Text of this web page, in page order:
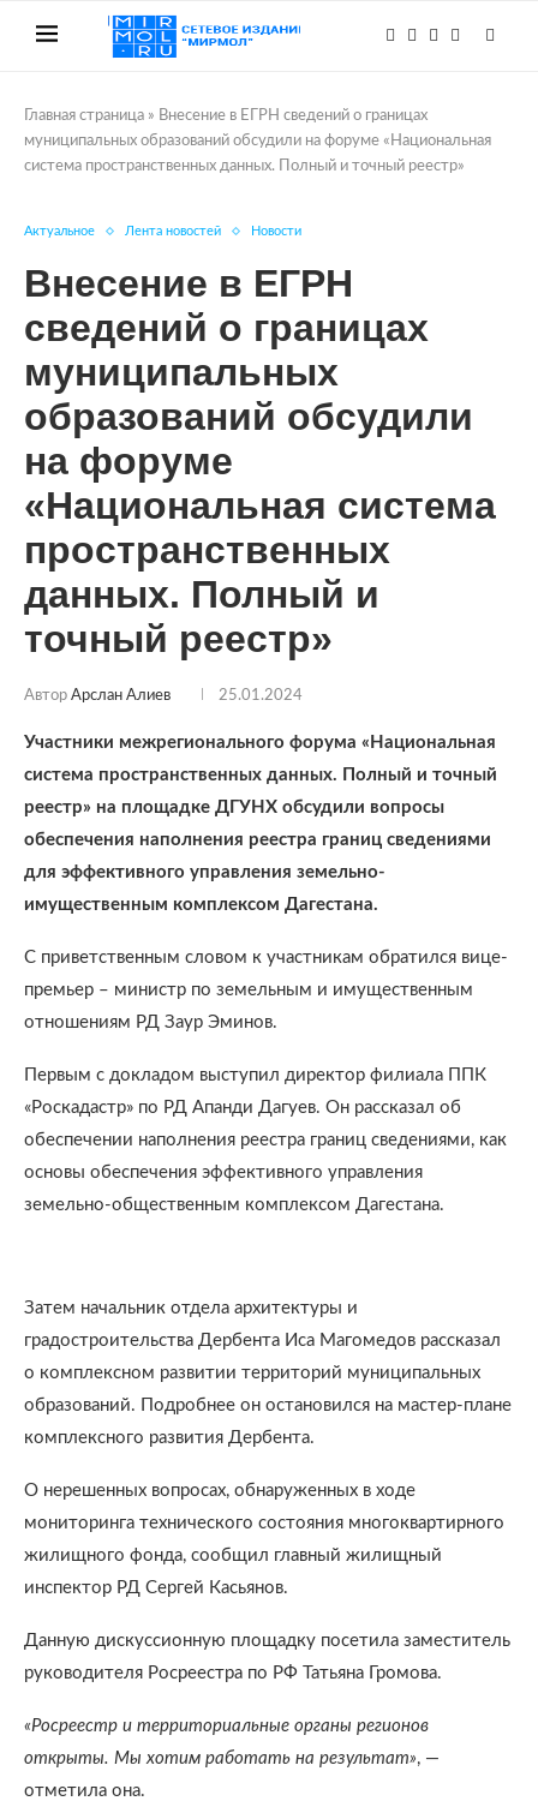
Главная страница » Внесение в ЕГРН сведений о границах
муниципальных образований обсудили на форуме «Национальная
система пространственных данных. Полный и точный реестр»
Актуальное Лента новостей Новости
Внесение в ЕГРН
сведений о границах
муниципальных
образований обсудили
на форуме
«Национальная система
пространственных
данных. Полный и
точный реестр»
Автор Арслан Алиев 25.01.2024
Участники межрегионального форума «Национальная
система пространственных данных. Полный и точный
реестр» на площадке ДГУНХ обсудили вопросы
обеспечения наполнения реестра границ сведениями
для эффективного управления земельно-
имущественным комплексом Дагестана.
С приветственным словом к участникам обратился вице-
премьер – министр по земельным и имущественным
отношениям РД Заур Эминов.
Первым с докладом выступил директор филиала ППК
«Роскадастр» по РД Апанди Дагуев. Он рассказал об
обеспечении наполнения реестра границ сведениями, как
основы обеспечения эффективного управления
земельно-общественным комплексом Дагестана.
Затем начальник отдела архитектуры и
градостроительства Дербента Иса Магомедов рассказал
о комплексном развитии территорий муниципальных
образований. Подробнее он остановился на мастер-плане
комплексного развития Дербента.
О нерешенных вопросах, обнаруженных в ходе
мониторинга технического состояния многоквартирного
жилищного фонда, сообщил главный жилищный
инспектор РД Сергей Касьянов.
Данную дискуссионную площадку посетила заместитель
руководителя Росреестра по РФ Татьяна Громова.
«Росреестр и территориальные органы регионов
открыты. Мы хотим работать на результат», —
отметила она.